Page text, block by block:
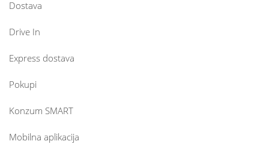
Dostava
Drive In
Express dostava
Pokupi
Konzum SMART
Mobilna aplikacija